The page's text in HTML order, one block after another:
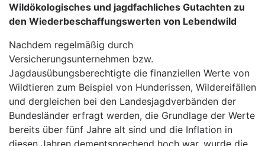
Wildökologisches und jagdfachliches Gutachten zu
den Wiederbeschaffungswerten von Lebendwild
Nachdem regelmäßig durch
Versicherungsunternehmen bzw.
Jagdausübungsberechtigte die finanziellen Werte von
Wildtieren zum Beispiel von Hunderissen, Wildereifällen
und dergleichen bei den Landesjagdverbänden der
Bundesländer erfragt werden, die Grundlage der Werte
bereits über fünf Jahre alt sind und die Inflation in
diesen Jahren dementsprechend hoch war, wurde die